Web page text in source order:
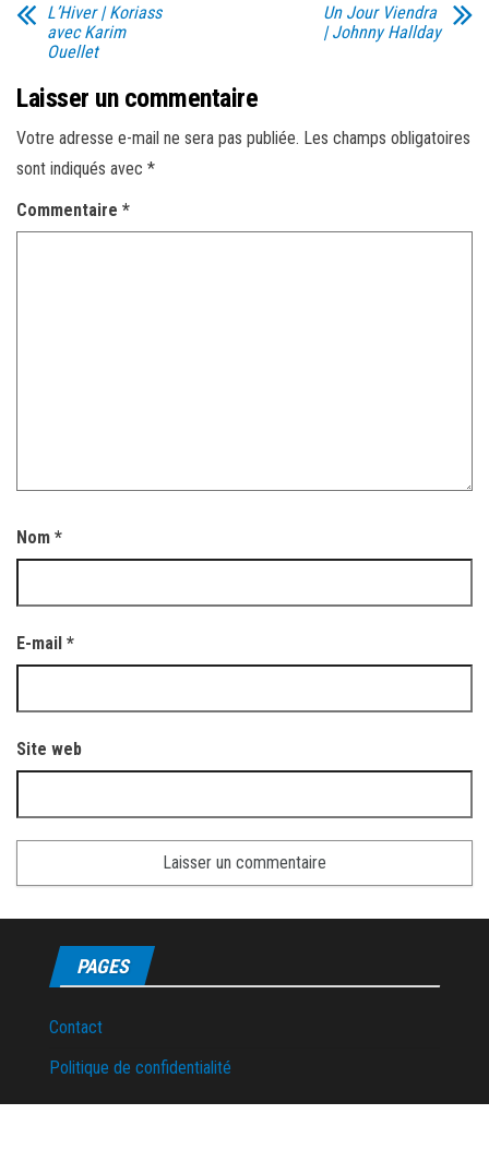
L’Hiver | Koriass
avec Karim
Ouellet
Un Jour Viendra
| Johnny Hallday
Laisser un commentaire
Votre adresse e-mail ne sera pas publiée. Les champs obligatoires
sont indiqués avec *
Commentaire *
Nom *
E-mail *
Site web
PAGES
Contact
Politique de confidentialité